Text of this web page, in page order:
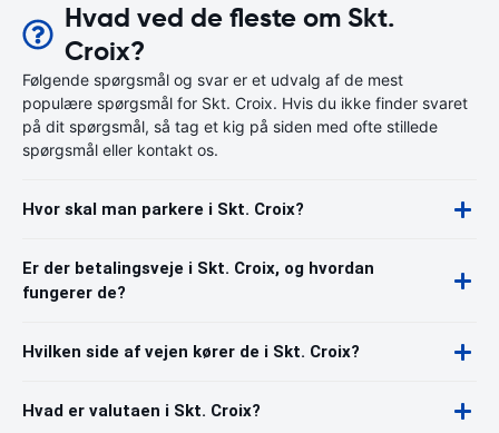
Hvad ved de fleste om Skt.
Croix?
Følgende spørgsmål og svar er et udvalg af de mest
populære spørgsmål for Skt. Croix. Hvis du ikke finder svaret
på dit spørgsmål, så tag et kig på siden med ofte stillede
spørgsmål eller kontakt os.
Hvor skal man parkere i Skt. Croix?
Er der betalingsveje i Skt. Croix, og hvordan
fungerer de?
Hvilken side af vejen kører de i Skt. Croix?
Hvad er valutaen i Skt. Croix?